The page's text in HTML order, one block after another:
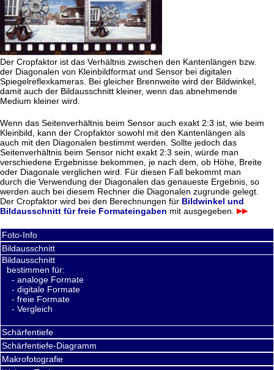
Der Cropfaktor ist das Verhältnis zwischen den Kantenlängen bzw.
der Diagonalen von Kleinbildformat und Sensor bei digitalen
Spiegelreflexkameras. Bei gleicher Brennweite wird der Bildwinkel,
damit auch der Bildausschnitt kleiner, wenn das abnehmende
Medium kleiner wird.
Wenn das Seitenverhältnis beim Sensor auch exakt 2:3 ist, wie beim
Kleinbild, kann der Cropfaktor sowohl mit den Kantenlängen als
auch mit den Diagonalen bestimmt werden. Sollte jedoch das
Seitenverhältnis beim Sensor nicht exakt 2:3 sein, würde man
verschiedene Ergebnisse bekommen, je nach dem, ob Höhe, Breite
oder Diagonale verglichen wird. Für diesen Fall bekommt man
durch die Verwendung der Diagonalen das genaueste Ergebnis, so
werden auch bei diesem Rechner die Diagonalen zugrunde gelegt.
Der Cropfaktor wird bei den Berechnungen für Bildwinkel und
Bildausschnitt für freie Formateingaben mit ausgegeben.
Foto-Info
Bildausschnitt
Bildausschnitt
bestimmen für:
- analoge Formate
- digitale Formate
- freie Formate
- Vergleich
Schärfentiefe
Schärfentiefe-Diagramm
Makrofotografie